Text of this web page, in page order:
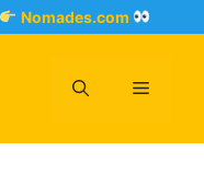
Nomades.com
Menu